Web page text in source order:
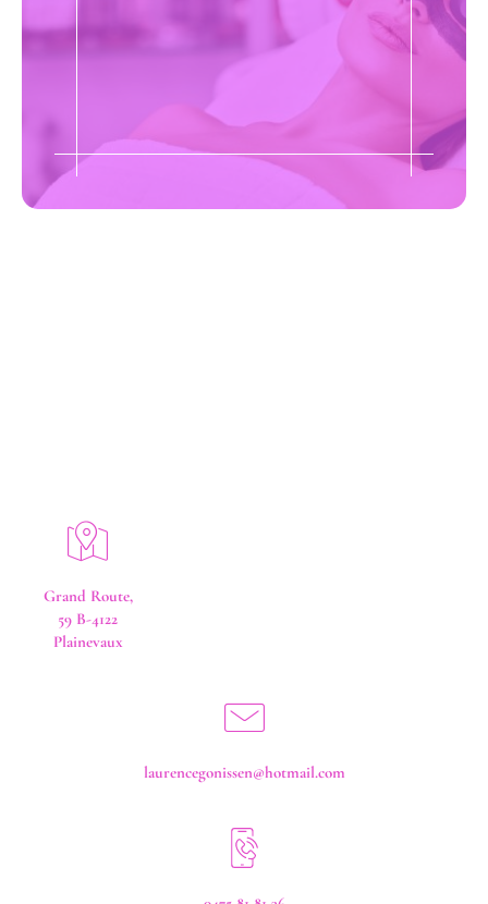
Grand Route,
59 B-4122
Plainevaux
laurencegonissen@hotmail.com